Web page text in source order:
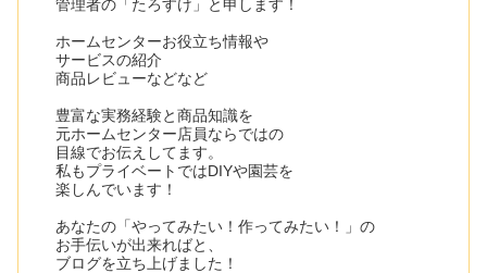
管理者の「たろすけ」と申します！
ホームセンターお役立ち情報や
サービスの紹介
商品レビューなどなど
豊富な実務経験と商品知識を
元ホームセンター店員ならではの
目線でお伝えしてます。
私もプライベートではDIYや園芸を
楽しんでいます！
あなたの「やってみたい！作ってみたい！」の
お手伝いが出来ればと、
ブログを立ち上げました！